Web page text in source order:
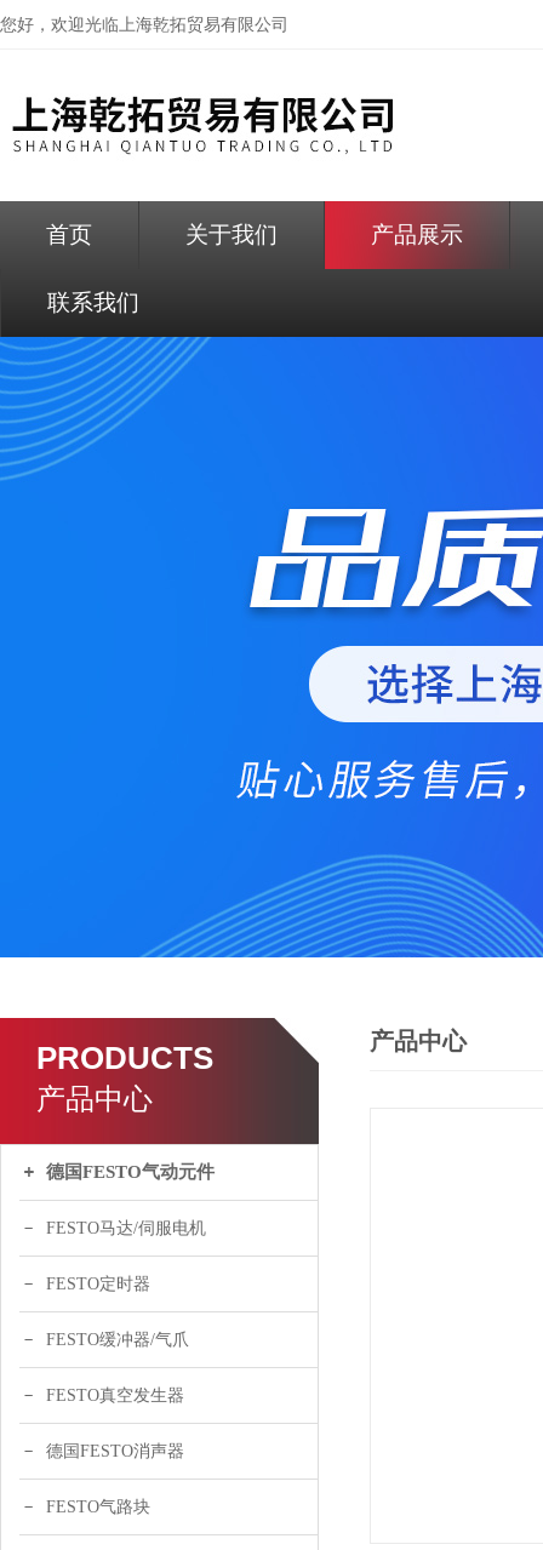
您好，欢迎光临上海乾拓贸易有限公司
首页 关于我们 产品展示
联系我们
PRODUCTS
产品中心
德国FESTO气动元件
FESTO马达/伺服电机
FESTO定时器
FESTO缓冲器/气爪
FESTO真空发生器
德国FESTO消声器
FESTO气路块
产品中心